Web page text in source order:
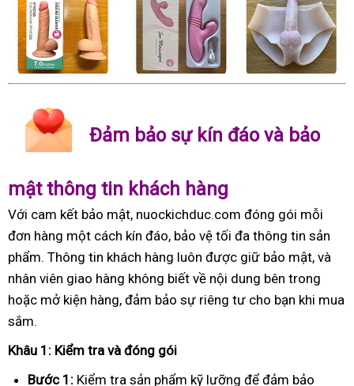
Đảm bảo sự kín đáo và bảo
mật thông tin khách hàng
Với cam kết bảo mật, nuockichduc.com đóng gói mỗi
đơn hàng một cách kín đáo, bảo vệ tối đa thông tin sản
phẩm. Thông tin khách hàng luôn được giữ bảo mật, và
nhân viên giao hàng không biết về nội dung bên trong
hoặc mở kiện hàng, đảm bảo sự riêng tư cho bạn khi mua
sắm.
Khâu 1: Kiểm tra và đóng gói
Bước 1: Kiểm tra sản phẩm kỹ lưỡng để đảm bảo